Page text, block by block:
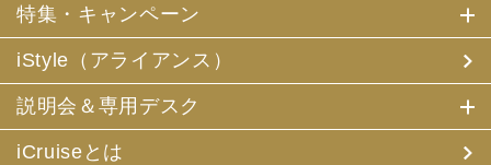
特集・キャンペーン
iStyle（アライアンス）
説明会＆専用デスク
iCruiseとは